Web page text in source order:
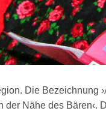
Die Bezeichnung
Nähe des